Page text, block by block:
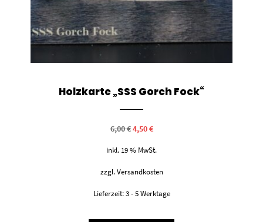
Holzkarte „SSS Gorch Fock“
6,00€Ursprünglicher
Preis
6,00 €
4,50€Aktueller
4,50 €.
inkl. 19 % MwSt.
zzgl. Versandkosten
Lieferzeit: 3 - 5 Werktage